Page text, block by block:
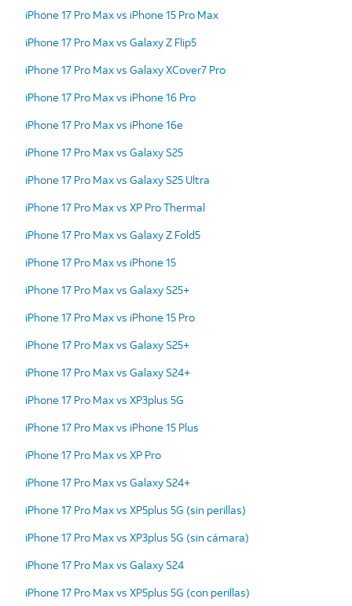
iPhone 17 Pro Max vs iPhone 15 Pro Max
iPhone 17 Pro Max vs Galaxy Z Flip5
iPhone 17 Pro Max vs Galaxy XCover7 Pro
iPhone 17 Pro Max vs iPhone 16 Pro
iPhone 17 Pro Max vs iPhone 16e
iPhone 17 Pro Max vs Galaxy S25
iPhone 17 Pro Max vs Galaxy S25 Ultra
iPhone 17 Pro Max vs XP Pro Thermal
iPhone 17 Pro Max vs Galaxy Z Fold5
iPhone 17 Pro Max vs iPhone 15
iPhone 17 Pro Max vs Galaxy S25+
iPhone 17 Pro Max vs iPhone 15 Pro
iPhone 17 Pro Max vs Galaxy S25+
iPhone 17 Pro Max vs Galaxy S24+
iPhone 17 Pro Max vs XP3plus 5G
iPhone 17 Pro Max vs iPhone 15 Plus
iPhone 17 Pro Max vs XP Pro
iPhone 17 Pro Max vs Galaxy S24+
iPhone 17 Pro Max vs XP5plus 5G (sin perillas)
iPhone 17 Pro Max vs XP3plus 5G (sin cámara)
iPhone 17 Pro Max vs Galaxy S24
iPhone 17 Pro Max vs XP5plus 5G (con perillas)